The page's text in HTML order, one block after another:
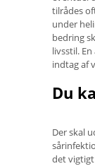
tilrådes
under
bedring
livsstil.
indtag af
Du
Der skal
det